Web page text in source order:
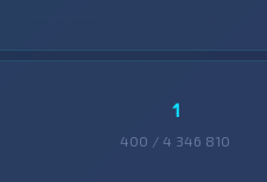
1
400 / 4 346 810